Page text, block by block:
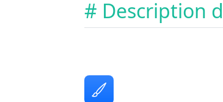
# Description